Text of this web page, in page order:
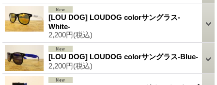
[LOU DOG] LOUDOG colorサングラス-
White-
2,200円(税込)
[LOU DOG] LOUDOG colorサングラス-Blue-
2,200円(税込)